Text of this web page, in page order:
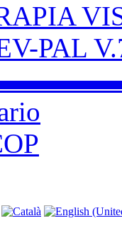
PAL